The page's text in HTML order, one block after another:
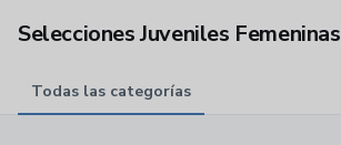
Selecciones Juveniles Femeninas
Todas las categorías